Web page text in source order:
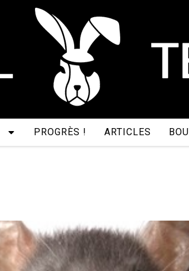
PROGRÈS ! ARTICLES